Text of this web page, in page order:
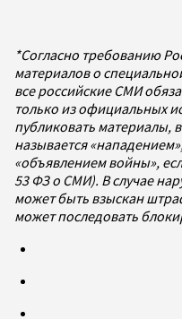
*Согласно требованию
материалов о
все российские СМИ
только из официальных
публиковать материалы,
называется
«объявлением войны»,
53 ФЗ о СМИ). В случае
может быть взыскан
может последовать